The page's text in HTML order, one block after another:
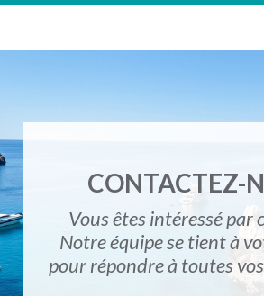
CONTACTEZ-
Vous êtes intéressé par
Notre équipe se tient à
pour répondre à toutes